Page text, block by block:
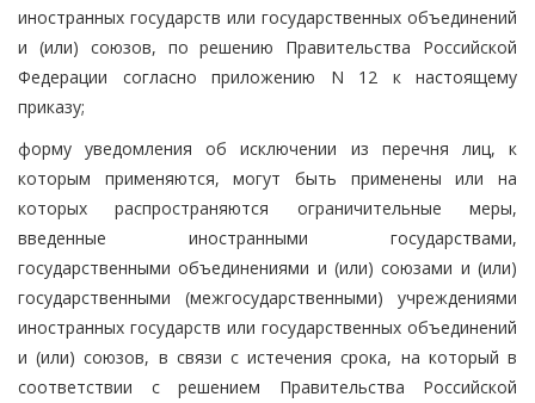
иностранных государств или государственных объединений
и (или) союзов, по решению Правительства Российской
Федерации согласно приложению N 12 к настоящему
приказу;
форму уведомления об исключении из перечня лиц, к
которым применяются, могут быть применены или на
которых распространяются ограничительные меры,
введенные иностранными государствами,
государственными объединениями и (или) союзами и (или)
государственными (межгосударственными) учреждениями
иностранных государств или государственных объединений
и (или) союзов, в связи с истечения срока, на который в
соответствии с решением Правительства Российской